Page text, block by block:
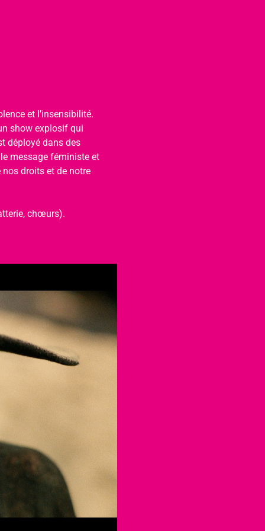
et l’insensibilité.
show explosif qui
déployé dans des
message féministe et
droits et de notre
chœurs).